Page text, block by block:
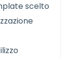
scelto